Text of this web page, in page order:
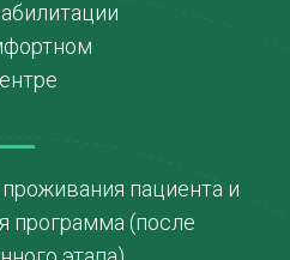
пациента и
программа (после